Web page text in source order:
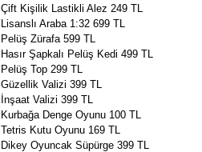
Çift Kişilik Lastikli Alez 249 TL
Lisanslı Araba 1:32 699 TL
Pelüş Zürafa 599 TL
Hasır Şapkalı Pelüş Kedi 499 TL
Pelüş Top 299 TL
Güzellik Valizi 399 TL
İnşaat Valizi 399 TL
Kurbağa Denge Oyunu 100 TL
Tetris Kutu Oyunu 169 TL
Dikey Oyuncak Süpürge 399 TL